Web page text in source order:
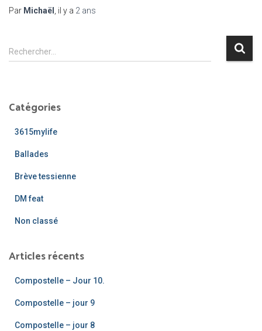
Par Michaël , il y a 2 ans
R
e
r
Rechercher…
Catégories
3615mylife
Ballades
Brève tessienne
DM feat
Non classé
Articles récents
Compostelle – Jour 10.
Compostelle – jour 9
Compostelle – jour 8